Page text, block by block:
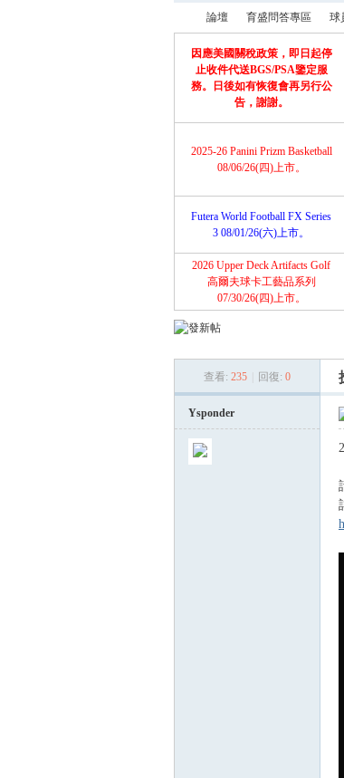
»
論壇
›
育盛問答專區
›
球
因應美國關稅政策，即日起停
止收件代送BGS/PSA鑒定服
務。日後如有恢復會再另行公
告，謝謝。
2025-26 Panini Prizm Basketball
08/06/26(四)上市。
Futera World Football FX Series
3 08/01/26(六)上市。
2026 Upper Deck Artifacts Golf
高爾夫球卡工藝品系列
07/30/26(四)上市。
查看: 235 回復: 0
Ysponder